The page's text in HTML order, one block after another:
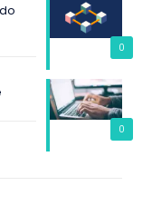
0
0